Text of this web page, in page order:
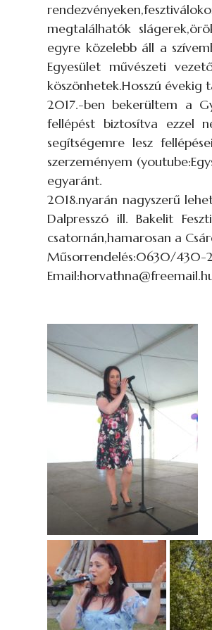
megtalálhatók
egyre közelebb áll a
Egyesület művészeti
köszönhetek.Hosszú évekig
2017.-ben bekerültem a
fellépést biztosítva ezzel
segítségemre lesz
szerzeményem
egyaránt.
2018.nyarán nagyszerű
Dalpresszó ill. Bakelit
csatornán,hamarosan a
Műsorrendelés:0630/430-